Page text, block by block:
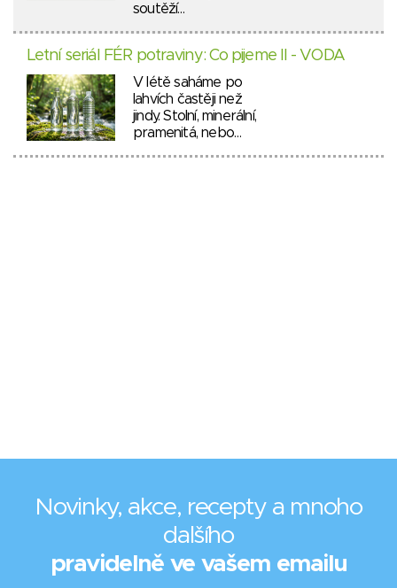
soutěží…
Letní seriál FÉR potraviny: Co pijeme II - VODA
V létě saháme po
lahvích častěji než
jindy. Stolní, minerální,
pramenitá, nebo…
Novinky, akce, recepty a mnoho
dalšího
pravidelně ve vašem emailu